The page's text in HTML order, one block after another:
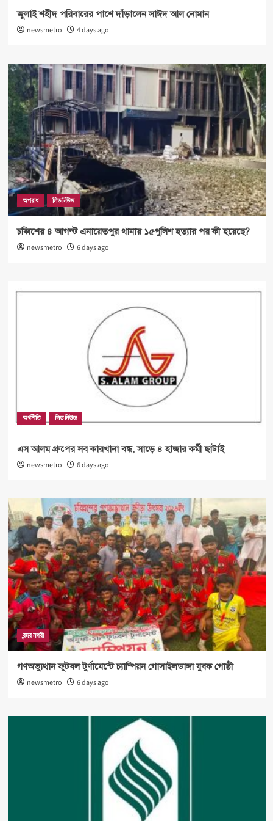
জুলাই শহীদ পরিবারের পাশে দাঁড়ালেন সাঈদ আল নোমান
newsmetro 4 days ago
অপরাধ লিড নিউজ
চব্বিশের ৪ আগস্ট এনায়েতপুর থানায় ১৫পুলিশ হত্যার পর কী হয়েছে?
newsmetro 6 days ago
অর্থনীতি লিড নিউজ
এস আলম গ্রুপের সব কারখানা বন্ধ, সাড়ে ৪ হাজার কর্মী ছাটাই
newsmetro 6 days ago
বন্দর নগরী
গণঅভ্যুত্থান ফুটবল টুর্ণামেন্টে চ্যাম্পিয়ন গোসাইলডাঙ্গা যুবক গোষ্ঠী
newsmetro 6 days ago